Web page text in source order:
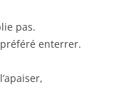
pas.
enterrer.